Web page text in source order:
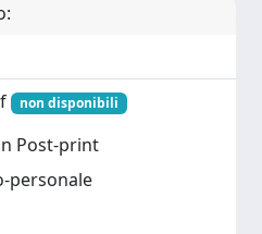
non disponibili
Post-print
personale